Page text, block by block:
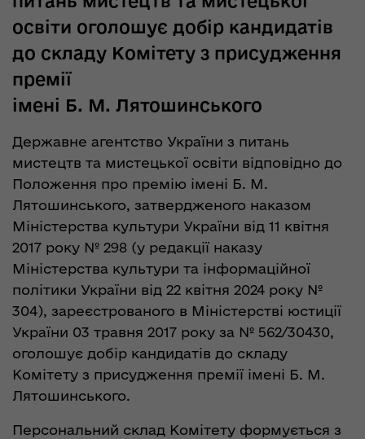
освіти оголошує добір кандидатів
до складу Комітету з присудження
премії
імені Б. М. Лятошинського
Державне агентство України з питань
мистецтв та мистецької освіти відповідно до
Положення про премію імені Б. М.
Лятошинського, затвердженого наказом
Міністерства культури України від 11 квітня
2017 року № 298 (у редакції наказу
Міністерства культури та інформаційної
політики України від 22 квітня 2024 року №
304), зареєстрованого в Міністерстві юстиції
України 03 травня 2017 року за № 562/30430,
оголошує добір кандидатів до складу
Комітету з присудження премії імені Б. М.
Лятошинського.
Персональний склад Комітету формується з